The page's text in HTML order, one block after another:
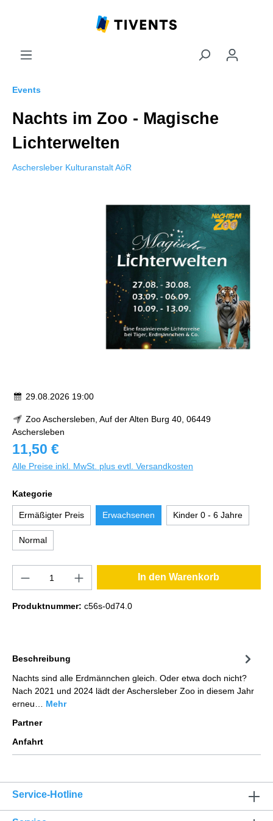
Events
Nachts im Zoo - Magische
Lichterwelten
Aschersleber Kulturanstalt AöR
29.08.2026 19:00
Zoo Aschersleben, Auf der Alten Burg 40, 06449
Aschersleben
11,50 €
Alle Preise inkl. MwSt. plus evtl. Versandkosten
Kategorie
Ermäßigter Preis Erwachsenen Kinder 0 - 6 Jahre
Normal
In den Warenkorb
Produktnummer: c56s-0d74.0
Beschreibung
Nachts sind alle Erdmännchen gleich. Oder etwa doch nicht?
Nach 2021 und 2024 lädt der Aschersleber Zoo in diesem Jahr
erneu… Mehr
Partner
Anfahrt
Service-Hotline